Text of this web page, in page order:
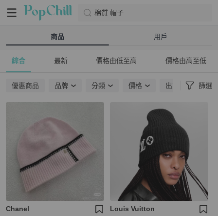
棉質 帽子
商品 用戶
綜合 最新 價格由低至高 價格由高至低
優惠商品 品牌 分類 價格 出貨地點 篩選
Chanel Louis Vuitton